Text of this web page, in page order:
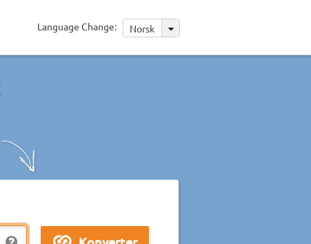
Language Change: Norsk